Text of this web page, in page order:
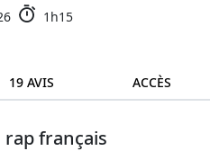
1h15
19 AVIS ACCÈS
français